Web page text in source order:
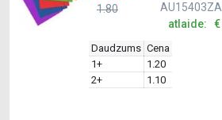
1.80
AU15403ZA
atlaide: €
Daudzums Cena
1+
1.20
2+
1.10